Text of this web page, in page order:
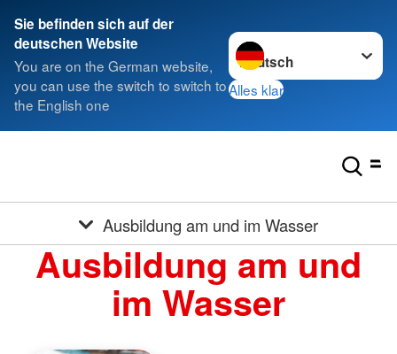
Sie befinden sich auf der
deutschen Website
You are on the German website,
you can use the switch to switch to
the English one
Sprache wechseln zu
Alles klar
Ausbildung am und im Wasser
Ausbildung am und
im Wasser